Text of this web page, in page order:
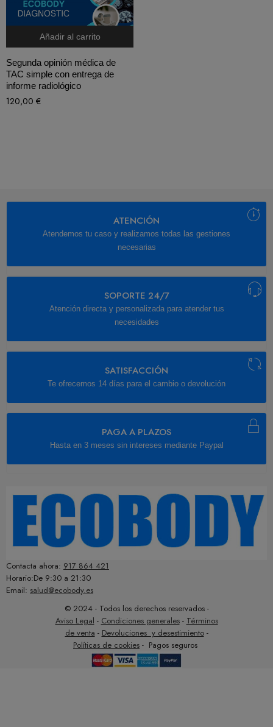
Añadir al carrito
Segunda opinión médica de
TAC simple con entrega de
informe radiológico
120,00 €
ATENCIÓN
Atendemos tu caso y realizamos todas las gestiones
necesarias
SOPORTE 24/7
Atención directa y personalizada para atender tus
necesidades
SATISFACCIÓN
Te ofrecemos 14 días para el cambio o devolución
PAGA A PLAZOS
Hasta en 3 meses sin intereses mediante Paypal
Contacta ahora: 917 864 421
Horario:De 9:30 a 21:30
Email: salud@ecobody.es
© 2024 - Todos los derechos reservados -
Aviso Legal - Condiciones generales- Términos
de venta - Devoluciones y desestimiento-
Políticas de cookies - Pagos seguros